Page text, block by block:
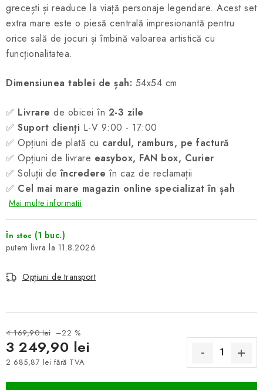
grecești și readuce la viață personaje legendare. Acest set
extra mare este o piesă centrală impresionantă pentru
orice sală de jocuri și îmbină valoarea artistică cu
funcționalitatea.
Dimensiunea tablei de șah: 54x54 cm
✅ Livrare de obicei în 2-3 zile
✅ Suport clienți L-V 9:00 - 17:00
✅ Opțiuni de plată cu cardul, ramburs, pe factură
✅ Opțiuni de livrare easybox, FAN box, Curier
✅ Soluții deîncredere în caz de reclamații
✅ Cel mai mare magazin online specializat în șah
Mai multe informatii
În stoc (1 buc.)
11.8.2026
Opțiuni de transport
4 169,90 lei –22 %
3 249,90 lei
2 685,87 lei fără TVA